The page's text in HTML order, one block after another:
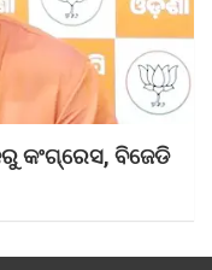
କଂଗ୍ରେସ, ବିଜେଡି